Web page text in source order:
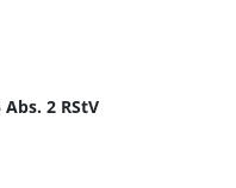
2 RStV